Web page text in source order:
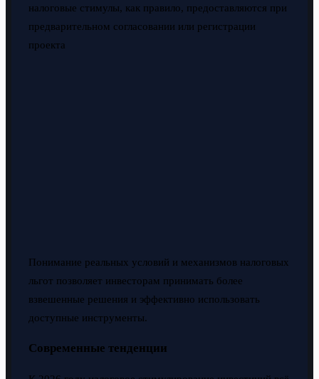
налоговые стимулы, как правило, предоставляются при
предварительном согласовании или регистрации
проекта
Понимание реальных условий и механизмов налоговых
льгот позволяет инвесторам принимать более
взвешенные решения и эффективно использовать
доступные инструменты.
Современные тенденции